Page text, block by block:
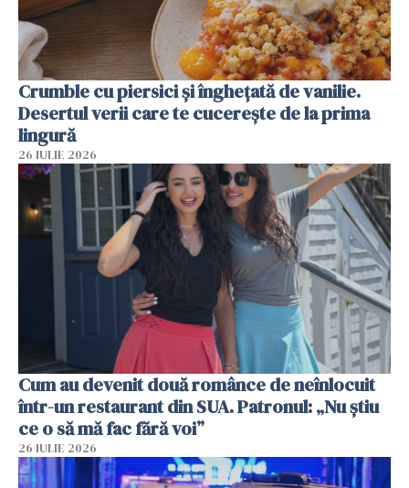
Crumble cu piersici și înghețată de vanilie.
Desertul verii care te cucerește de la prima
lingură
26 IULIE 2026
Cum au devenit două românce de neînlocuit
într-un restaurant din SUA. Patronul: „Nu știu
ce o să mă fac fără voi”
26 IULIE 2026